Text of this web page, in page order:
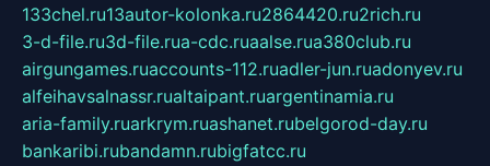
133chel.ru13autor-kolonka.ru2864420.ru2rich.ru
3-d-file.ru3d-file.rua-cdc.ruaalse.rua380club.ru
airgungames.ruaccounts-112.ruadler-jun.ruadonyev.ru
alfeihavsalnassr.rualtaipant.ruargentinamia.ru
aria-family.ruarkrym.ruashanet.rubelgorod-day.ru
bankaribi.rubandamn.rubigfatcc.ru